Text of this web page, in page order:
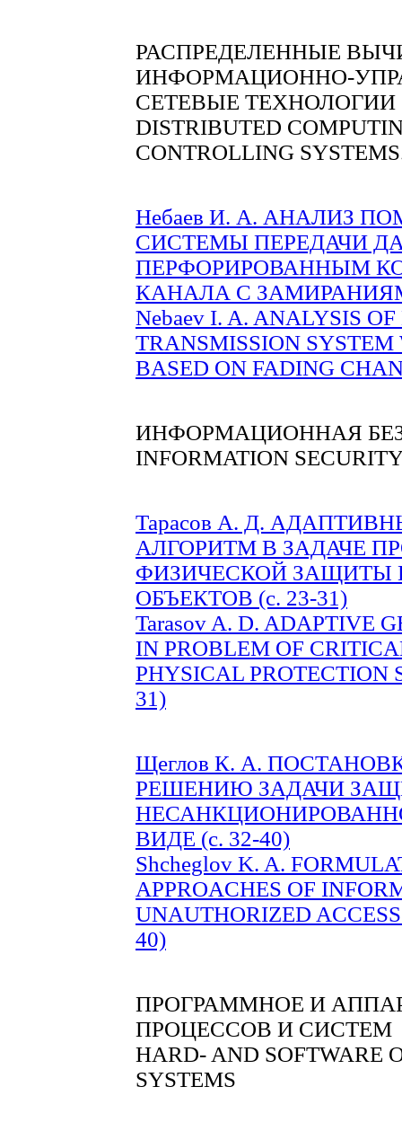
РАСПРЕДЕЛЕННЫЕ
ИНФОРМАЦИОННО-
СЕТЕВЫЕ ТЕХНОЛОГИИ
DISTRIBUTED
CONTROLLING
Небаев И. А. АНАЛИЗ
СИСТЕМЫ ПЕРЕДАЧИ
ПЕРФОРИРОВАННЫМ
КАНАЛА С
Nebaev I. A. ANALYSIS
TRANSMISSION SYSTEM
BASED ON FADING
ИНФОРМАЦИОННАЯ
INFORMATION
Тарасов А. Д.
АЛГОРИТМ В ЗАДАЧЕ
ФИЗИЧЕСКОЙ ЗАЩИТЫ
ОБЪЕКТОВ (c. 23-31)
Tarasov A. D. ADAPTIVE
IN PROBLEM OF
PHYSICAL PROTECTION
31)
Щеглов К. А.
РЕШЕНИЮ ЗАДАЧИ
ВИДЕ (c. 32-40)
Shcheglov K. A.
APPROACHES OF
UNAUTHORIZED
40)
ПРОГРАММНОЕ И
ПРОЦЕССОВ И СИСТЕМ
HARD- AND SOFTWARE
SYSTEMS